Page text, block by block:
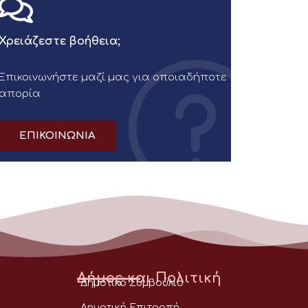
Χρειάζεστε βοήθεια;
Επικοινωνήστε μαζί μας για οποιαδήποτε
απορία
ΕΠΙΚΟΙΝΩΝΙΑ
Δήμος και Πολιτική
Δημοτικό Συμβούλιο